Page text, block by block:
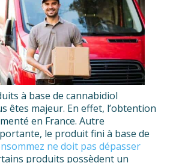
à base de cannabidiol
êtes majeur. En effet, l’obtention
en France. Autre
le produit fini à base de
ne doit pas dépasser
produits possèdent un